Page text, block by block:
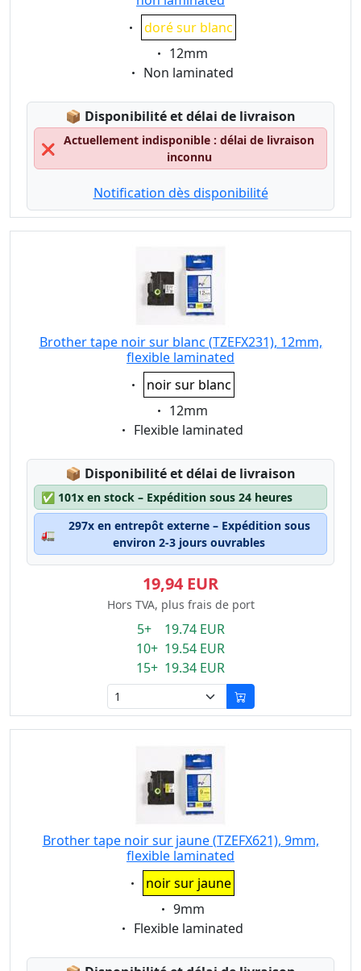
Eigenschaft:
doré sur blanc
Eigenschaft:
12mm
Eigenschaft:
Non laminated
📦 Lagerstatus:
Disponibilité et délai de livraison
❌
Actuellement indisponible : délai de livraison
inconnu
Notification dès disponibilité
Brother tape noir sur blanc (TZEFX231), 12mm,
flexible laminated
Eigenschaft:
noir sur blanc
Eigenschaft:
12mm
Eigenschaft:
Flexible laminated
📦 Lagerstatus:
Disponibilité et délai de livraison
✅ 101x en stock – Expédition sous 24 heures
🚛
297x en entrepôt externe – Expédition sous
environ 2-3 jours ouvrables
19,94 EUR
Hors TVA, plus frais de port
5+ 19.74 EUR
10+ 19.54 EUR
15+ 19.34 EUR
Brother tape noir sur jaune (TZEFX621), 9mm,
flexible laminated
Eigenschaft:
noir sur jaune
Eigenschaft:
9mm
Eigenschaft:
Flexible laminated